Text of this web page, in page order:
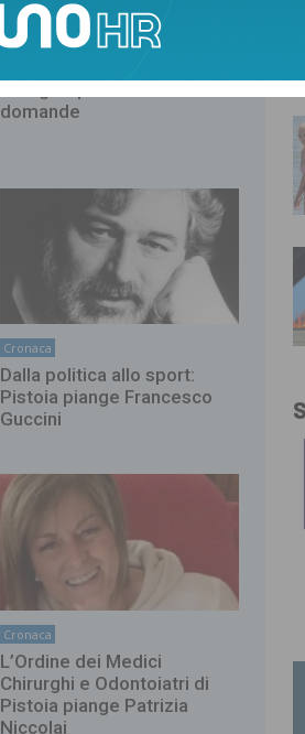
Cronaca
domande
Cronaca
Dalla politica allo sport:
Pistoia piange Francesco
Guccini
Cronaca
L’Ordine dei Medici
Chirurghi e Odontoiatri di
Pistoia piange Patrizia
Niccolai